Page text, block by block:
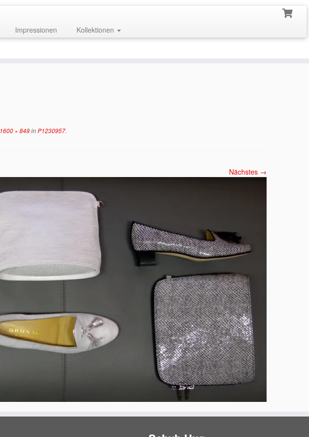
Impressionen Kollektionen
1600 × 849inP1230957.
Nächstes →